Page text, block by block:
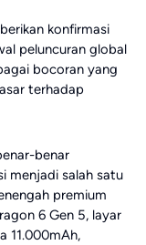
konfirmasi
peluncuran global
bocoran yang
terhadap
benar
menjadi salah satu
premium
6 Gen 5, layar
11.000mAh,